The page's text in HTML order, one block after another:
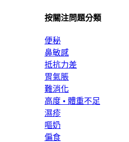
按關注問題分類
便秘
鼻敏感
抵抗力差
胃氣脹
難消化
高度 • 體重不足
濕疹
嘔奶
偏食